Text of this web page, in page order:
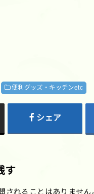
便利グッズ・キッチンetc
シェア
す
されることはありません